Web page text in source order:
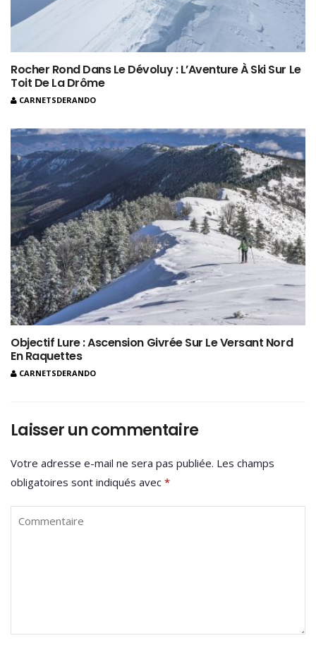
Rocher Rond Dans Le Dévoluy : L’Aventure À Ski Sur Le
Toit De La Drôme
CARNETSDERANDO
Objectif Lure : Ascension Givrée Sur Le Versant Nord
En Raquettes
CARNETSDERANDO
Laisser un commentaire
Votre adresse e-mail ne sera pas publiée. Les champs
obligatoires sont indiqués avec *